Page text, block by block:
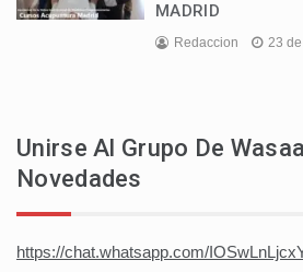
MADRID
Redaccion 23
Unirse Al Grupo De
Novedades
https://chat.whatsapp.com/